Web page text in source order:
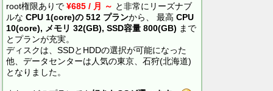
root権限ありで ¥685 / 月 ～ と非常にリーズナブ
ルな CPU 1(core)の 512 プランから、 最高 CPU
10(core), メモリ 32(GB), SSD容量 800(GB) まで
とプランが充実。
ディスクは、SSDとHDDの選択が可能になった
他、データセンターは人気の東京、石狩(北海道)
となりました。